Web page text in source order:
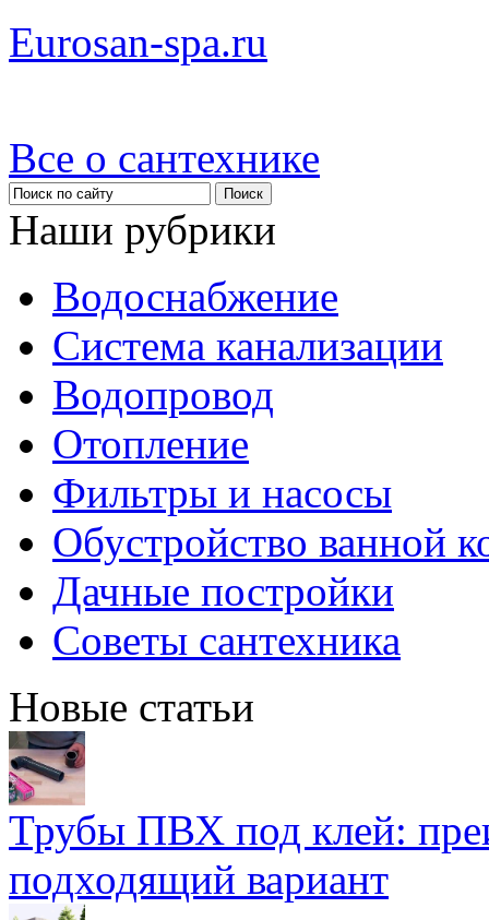
Eurosan-spa.ru
Все о сантехнике
Наши рубрики
Водоснабжение
Система канализации
Водопровод
Отопление
Фильтры и насосы
Обустройство ванной
Дачные постройки
Советы сантехника
Новые статьи
Трубы ПВХ под клей:
подходящий вариант